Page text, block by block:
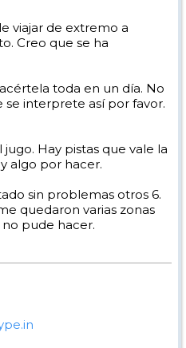
viajar de extremo a
Creo que se ha
toda en un día. No
se interprete así por favor.
Hay pistas que vale la
algo por hacer.
sin problemas otros 6.
quedaron varias zonas
pude hacer.